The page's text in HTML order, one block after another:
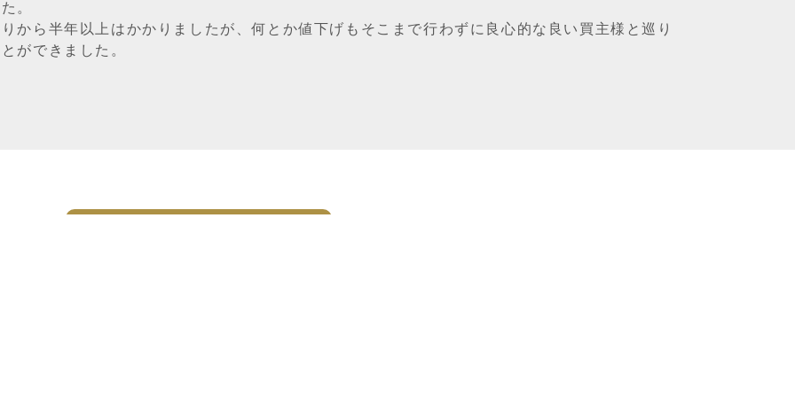
。
から半年以上はかかりましたが、何とか値下げもそこまで行わずに良心的な良い買主様と巡り
ができました。